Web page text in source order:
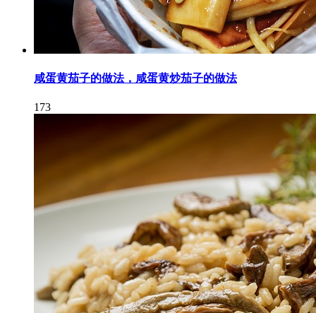
咸蛋黄茄子的做法，咸蛋黄炒茄子的做法
173